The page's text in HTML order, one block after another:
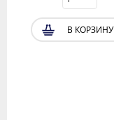
В КОРЗИНУ